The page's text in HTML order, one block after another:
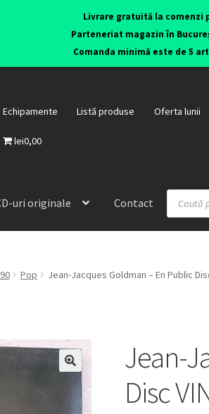
Livrare gratuită la comenzi
Parteneriat magazin în
Comanda minimă este de 5
Echipamente Listă produse Oferta lunii
lei0,00
uri originale Contact
Pop Jean-Jacques Goldman – En Public
Jean-
Disc